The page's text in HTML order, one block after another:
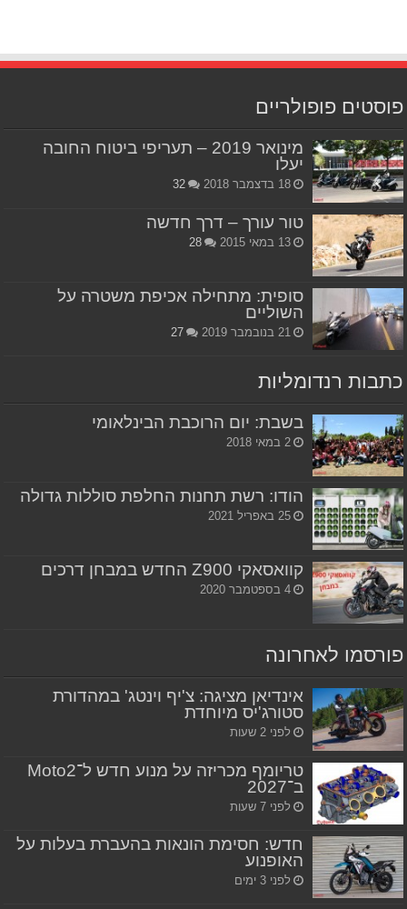
פוסטים פופולריים
מינואר 2019 – תעריפי ביטוח החובה
יעלו
18 בדצמבר 2018 32
טור עורך – דרך חדשה
13 במאי 2015 28
סופית: מתחילה אכיפת משטרה על
השוליים
21 בנובמבר 2019 27
כתבות רנדומליות
בשבת: יום הרוכבת הבינלאומי
2 במאי 2018
הודו: רשת תחנות החלפת סוללות גדולה
25 באפריל 2021
קוואסאקי Z900 החדש במבחן דרכים
4 בספטמבר 2020
פורסמו לאחרונה
אינדיאן מציגה: צ'יף וינטג' במהדורת
סטורג'יס מיוחדת
לפני 2 שעות
טריומף מכריזה על מנוע חדש ל־Moto2
ב־2027
לפני 7 שעות
חדש: חסימת הונאות בהעברת בעלות על
האופנוע
לפני 3 ימים